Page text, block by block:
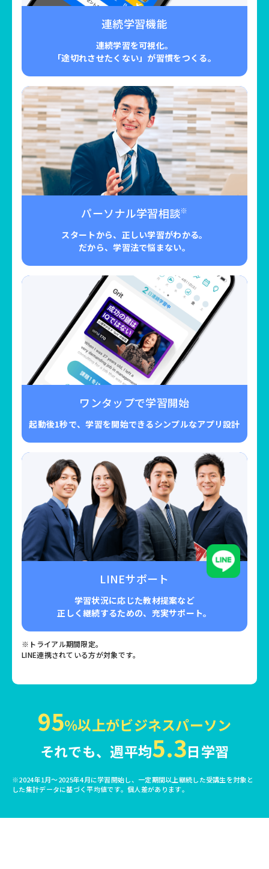
連続学習機能
連続学習を可視化。
「途切れさせたくない」が習慣をつくる。
パーソナル学習相談※
スタートから、正しい学習がわかる。
だから、学習法で悩まない。
ワンタップで学習開始
起動後1秒で、学習を開始できるシンプルなアプリ設計
LINEサポート
学習状況に応じた教材提案など
正しく継続するための、充実サポート。
※トライアル期間限定。
LINE連携されている方が対象です。
95%以上がビジネスパーソン
それでも、週平均5.3日学習
※2024年1月〜2025年4月に学習開始し、一定期間以上継続した受講生を対象と
した集計データに基づく平均値です。個人差があります。